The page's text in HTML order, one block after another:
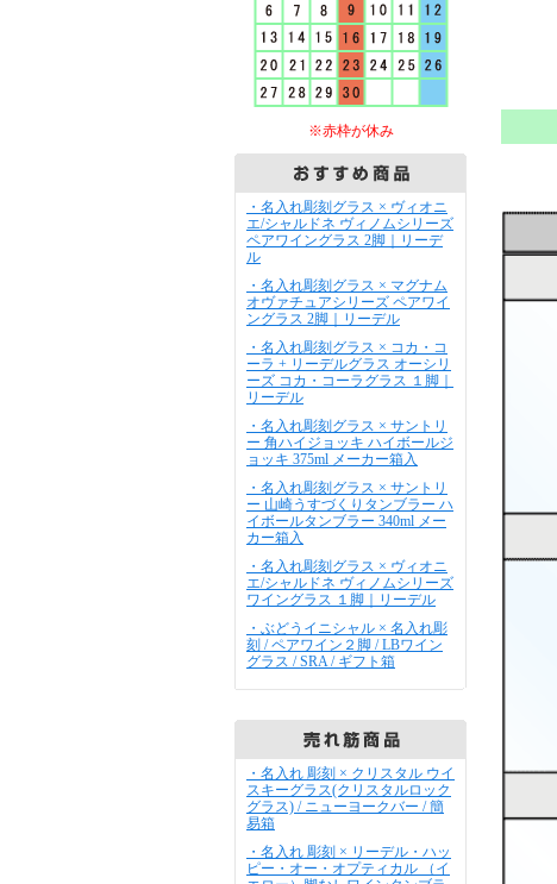
※赤枠が休み
・名入れ彫刻グラス × ヴィオニ
エ/シャルドネ ヴィノムシリーズ
ペアワイングラス 2脚｜リーデ
ル
・名入れ彫刻グラス × マグナム
オヴァチュアシリーズ ペアワイ
ングラス 2脚｜リーデル
・名入れ彫刻グラス × コカ・コ
ーラ + リーデルグラス オーシリ
ーズ コカ・コーラグラス １脚｜
リーデル
・名入れ彫刻グラス × サントリ
ー 角ハイジョッキ ハイボールジ
ョッキ 375ml メーカー箱入
・名入れ彫刻グラス × サントリ
ー 山崎うすづくりタンブラー ハ
イボールタンブラー 340ml メー
カー箱入
・名入れ彫刻グラス × ヴィオニ
エ/シャルドネ ヴィノムシリーズ
ワイングラス １脚｜リーデル
・ぶどうイニシャル × 名入れ彫
刻 / ペアワイン２脚 / LBワイン
グラス / SRA / ギフト箱
・名入れ 彫刻 × クリスタル ウイ
スキーグラス(クリスタルロック
グラス) / ニューヨークバー / 簡
易箱
・名入れ 彫刻 × リーデル・ハッ
ピー・オー・オプティカル （イ